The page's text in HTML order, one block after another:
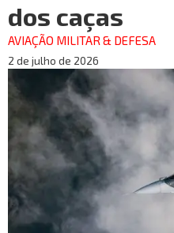
dos caças
AVIAÇÃO MILITAR & DEFESA
2 de julho de 2026